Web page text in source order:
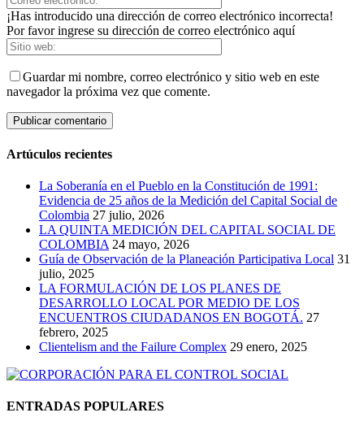
¡Has introducido una dirección de correo electrónico incorrecta!
Por favor ingrese su dirección de correo electrónico aquí
Guardar mi nombre, correo electrónico y sitio web en este
navegador la próxima vez que comente.
Artúculos recientes
La Soberanía en el Pueblo en la Constitución de 1991:
Evidencia de 25 años de la Medición del Capital Social de
Colombia 27 julio, 2026
LA QUINTA MEDICIÓN DEL CAPITAL SOCIAL DE
COLOMBIA 24 mayo, 2026
Guía de Observación de la Planeación Participativa Local 31
julio, 2025
LA FORMULACIÓN DE LOS PLANES DE
DESARROLLO LOCAL POR MEDIO DE LOS
ENCUENTROS CIUDADANOS EN BOGOTÁ. 27
febrero, 2025
Clientelism and the Failure Complex 29 enero, 2025
ENTRADAS POPULARES